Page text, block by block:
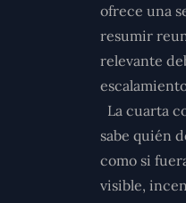
ofrece una
resumir
relevante
La cuarta
sabe quién
como si
visible,